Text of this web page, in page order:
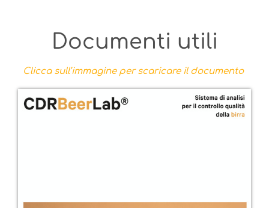
Documenti utili
Clicca sull’immagine per scaricare il documento